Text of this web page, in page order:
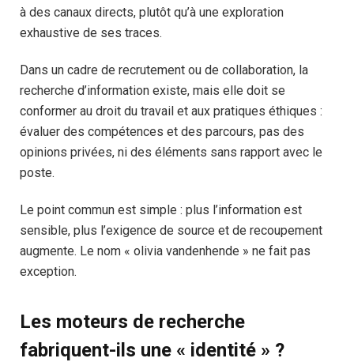
à des canaux directs, plutôt qu’à une exploration
exhaustive de ses traces.
Dans un cadre de recrutement ou de collaboration, la
recherche d’information existe, mais elle doit se
conformer au droit du travail et aux pratiques éthiques :
évaluer des compétences et des parcours, pas des
opinions privées, ni des éléments sans rapport avec le
poste.
Le point commun est simple : plus l’information est
sensible, plus l’exigence de source et de recoupement
augmente. Le nom « olivia vandenhende » ne fait pas
exception.
Les moteurs de recherche
fabriquent-ils une « identité » ?